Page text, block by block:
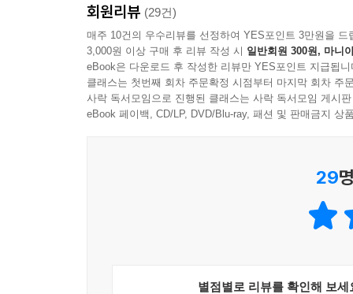
회원리뷰 (29건)
매주 10건의 우수리뷰를 선정하여 YES포인트 3만원을 드
3,000원 이상 구매 후 리뷰 작성 시 일반회원 300원, 마니
eBook은 다운로드 후 작성한 리뷰만 YES포인트 지급됩니
클래스는 첫번째 회차 주문확정 시점부터 마지막 회차 주
사락 독서모임으로 진행된 클래스는 사락 독서모임 게시
eBook 페이백, CD/LP, DVD/Blu-ray, 패션 및 판매금지 상
29
별점별로 리뷰를 확인해 보세